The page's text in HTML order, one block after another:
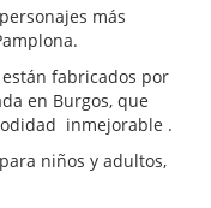
más
fabricados por
en Burgos, que
inmejorable .
niños y adultos,